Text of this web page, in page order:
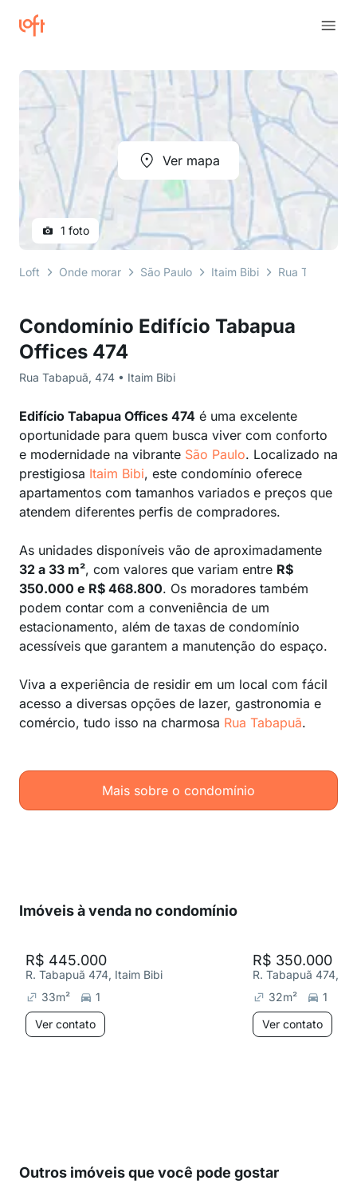
Condomínio Edifício Tabapua
Offices 474
Rua Tabapuã, 474 • Itaim Bibi
Edifício Tabapua Offices 474 é uma excelente
oportunidade para quem busca viver com conforto
e modernidade na vibrante São Paulo. Localizado na
prestigiosa Itaim Bibi, este condomínio oferece
apartamentos com tamanhos variados e preços que
atendem diferentes perfis de compradores.
As unidades disponíveis vão de aproximadamente
32 a 33 m², com valores que variam entre R$
350.000 e R$ 468.800. Os moradores também
podem contar com a conveniência de um
estacionamento, além de taxas de condomínio
acessíveis que garantem a manutenção do espaço.
Viva a experiência de residir em um local com fácil
acesso a diversas opções de lazer, gastronomia e
comércio, tudo isso na charmosa Rua Tabapuã.
Mais sobre o condomínio
Ver mapa
1 foto
Loft Onde morar São Paulo Itaim Bibi Rua Tabapuã
Imóveis à venda no condomínio
R$ 445.000
R. Tabapuã 474, Itaim Bibi
33m²
1
Ver contato
R$ 350.000
R. Tabapuã 474,
32m²
1
Ver contato
Outros imóveis que você pode gostar